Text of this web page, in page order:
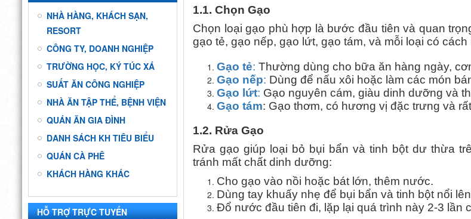
NHÀ HÀNG, KHÁCH SẠN,
RESORT
CÔNG TY, DOANH NGHIỆP
TRƯỜNG HỌC, KÝ TÚC XÁ
SUẤT ĂN CÔNG NGHIỆP
NHÀ ĂN TẬP THỂ, BỆNH VIỆN
QUÁN ĂN GIA ĐÌNH
DANH SÁCH KH TIÊU BIỂU
QUÁN CÀ PHÊ
KHÁCH HÀNG KHÁC
HỖ TRỢ TRỰC TUYẾN
1.1. Chọn Gạo
Chọn loại gạo phù hợp là bước đầu tiên và quan
gạo tẻ, gạo nếp, gạo lứt, gạo tám, và mỗi loại có cách
Gạo tẻ: Thường dùng cho bữa ăn hàng ngày,
Gạo nếp: Dùng để nấu xôi hoặc làm các món
Gạo lứt: Gạo nguyên cám, giàu dinh dưỡng và
Gạo tám: Gạo thơm, có hương vị đặc trưng và
1.2. Rửa Gạo
Rửa gạo giúp loại bỏ bụi bẩn và tinh bột dư thừa
tránh mất chất dinh dưỡng:
Cho gạo vào nồi hoặc bát lớn, thêm nước.
Dùng tay khuấy nhẹ để bụi bẩn và tinh bột nổi
Đổ nước đầu tiên đi, lặp lại quá trình này 2-3 lần